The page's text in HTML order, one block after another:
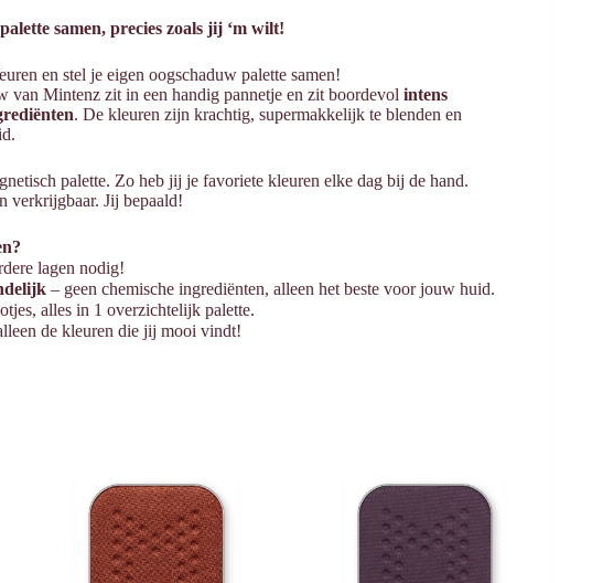
samen, precies zoals jij ‘m wilt!
en stel je eigen oogschaduw palette samen!
van Mintenz zit in een handig pannetje en zit boordevol intens
. De kleuren zijn krachtig, supermakkelijk te blenden en
palette. Zo heb jij je favoriete kleuren elke dag bij de hand.
verkrijgbaar. Jij bepaald!
lagen nodig!
– geen chemische ingrediënten, alleen het beste voor jouw huid.
alles in 1 overzichtelijk palette.
de kleuren die jij mooi vindt!